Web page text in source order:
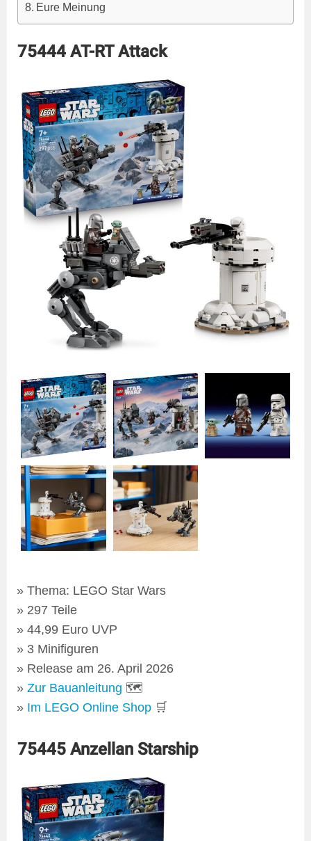
Eure Meinung
75444 AT-RT Attack
Thema: LEGO Star Wars
297 Teile
44,99 Euro UVP
3 Minifiguren
Release am 26. April 2026
Zur Bauanleitung 🗺
Im LEGO Online Shop 🛒
75445 Anzellan Starship